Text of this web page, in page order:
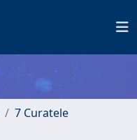
7 Curatele